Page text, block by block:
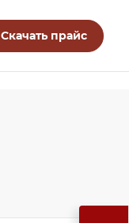
Скачать прайс